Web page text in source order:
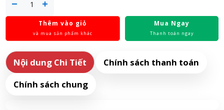
Thêm vào giỏ
và mua sản phẩm khác
Mua Ngay
Thanh toán ngay
Nội dung Chi Tiết
Chính sách thanh toán
Chính sách chung